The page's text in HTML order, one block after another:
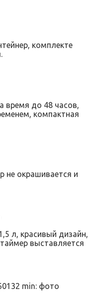
комплекте
время до 48 часов,
компактная
не окрашивается и
л, красивый дизайн,
выставляется